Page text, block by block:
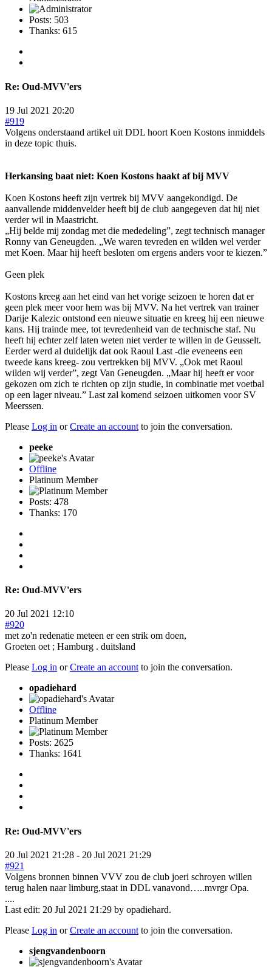
Posts: 503
Thanks: 615
Re: Oud-MVV'ers
19 Jul 2021 20:20
#919
Volgens onderstaand artikel uit DDL hoort Koen Kostons inmiddels
in deze topic thuis.
Herkansing baat niet: Koen Kostons haakt af bij MVV
Koen Kostons heeft zijn vertrek bij MVV aangekondigd. De
aanvallende middenvelder heeft bij de club aangegeven dat hij niet
verder wil in Maastricht.
„Hij belde mij zondag met die mededeling”, zegt technisch manager
Ronny van Geneugden. „We waren tevreden en wilden wel verder
met Koen. Maar hij heeft besloten om ergens anders voor te kiezen.”
Geen plek
Kostons kreeg aan het eind van het vorige seizoen te horen dat er
geen plek meer voor hem was bij MVV. Na het vertrek van trainer
Darije Kalezic ontstond een nieuwe situatie en kreeg hij een nieuwe
kans. Hij trainde mee, tot tevredenheid van de technische staf. Nu
heeft hij echter zelf laten weten niet verder te willen in de Geusselt.
Eerder werd al duidelijk dat ook Raoul Last -die eveneens een
tweede kans kreeg- zou vertrekken bij MVV. „Ook met Raoul
wilden wij verder”, zegt Van Geneugden. „Maar hij heeft er voor
gekozen om zich te richten op zijn studie, in combinatie met voetbal
op een lager niveau.” Last zal komend seizoen uitkomen voor SV
Meerssen.
Please Log in orCreate an account to join the conversation.
peeke
Offline
Platinum Member
Posts: 478
Thanks: 170
Re: Oud-MVV'ers
20 Jul 2021 12:10
#920
met zo'n redenatie meteen er een strik om doen,
Groeten oet ; Hamburg . duitsland
Please Log in orCreate an accountto join the conversation.
opadiehard
Offline
Platinum Member
Posts: 2625
Thanks: 1641
Re: Oud-MVV'ers
20 Jul 2021 21:28 - 20 Jul 2021 21:29
#921
Volgens bronnen binnen VVV zou de club joeri schroyen willen
terug halen naar limburg,staat in DDL vanavond…..mvrgr Opa.
....
Last edit: 20 Jul 2021 21:29 by opadiehard.
Please Log in orCreate an account to join the conversation.
sjengvandenboorn